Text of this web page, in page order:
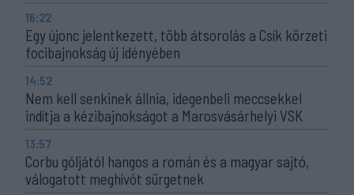
16:22
Egy újonc jelentkezett, több átsorolás a Csík körzeti
focibajnokság új idényében
14:52
Nem kell senkinek állnia, idegenbeli meccsekkel
indítja a kézibajnokságot a Marosvásárhelyi VSK
13:57
Corbu góljától hangos a román és a magyar sajtó,
válogatott meghívót sürgetnek